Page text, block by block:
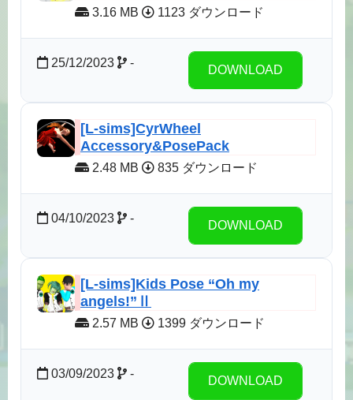
3.16 MB 1123 ダウンロード
25/12/2023 -
DOWNLOAD
[L-sims]CyrWheel
Accessory&PosePack
2.48 MB 835 ダウンロード
04/10/2023 -
DOWNLOAD
[L-sims]Kids Pose “Oh my
angels!”Ⅱ
2.57 MB 1399 ダウンロード
03/09/2023 -
DOWNLOAD